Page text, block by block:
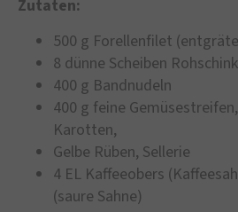
Zutaten:
500 g Forellenfilet
8 dünne Scheiben
400 g Bandnudeln
400 g feine
Karotten,
Gelbe Rüben, Sellerie
4 EL Kaffeeobers
(saure Sahne)